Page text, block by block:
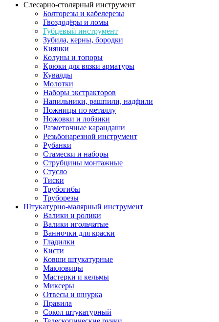
Слесарно-столярный инструмент
Болторезы и кабелерезы
Гвоздодёры и ломы
Губцевый инструмент
Зубила, керны, бородки
Киянки
Колуны и топоры
Крюки для вязки арматуры
Кувалды
Молотки
Наборы экстракторов
Напильники, рашпили, надфили
Ножницы по металлу
Ножовки и лобзики
Разметочные карандаши
Резьбонарезной инструмент
Рубанки
Стамески и наборы
Струбцины монтажные
Стусло
Тиски
Трубогибы
Труборезы
Штукатурно-малярный инструмент
Валики и ролики
Валики игольчатые
Ванночки для краски
Гладилки
Кисти
Ковши штукатурные
Макловицы
Мастерки и кельмы
Миксеры
Отвесы и шнурка
Правила
Сокол штукатурный